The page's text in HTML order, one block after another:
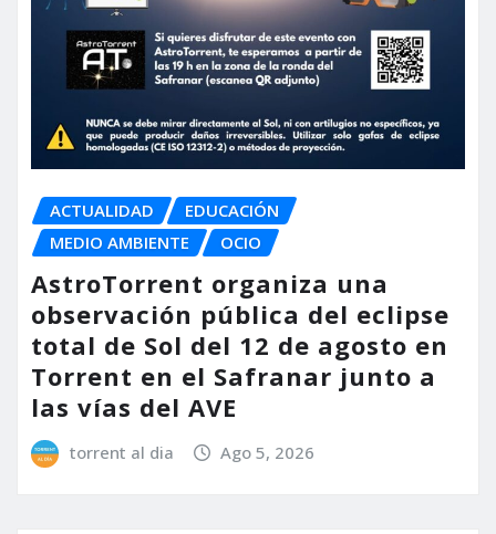
ACTUALIDAD
EDUCACIÓN
MEDIO AMBIENTE
OCIO
AstroTorrent organiza una
observación pública del eclipse
total de Sol del 12 de agosto en
Torrent en el Safranar junto a
las vías del AVE
torrent al dia Ago 5, 2026